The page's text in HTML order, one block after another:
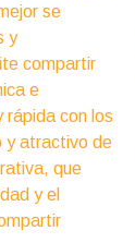
se
y
compartir
e
con los
y atractivo de
que
y el